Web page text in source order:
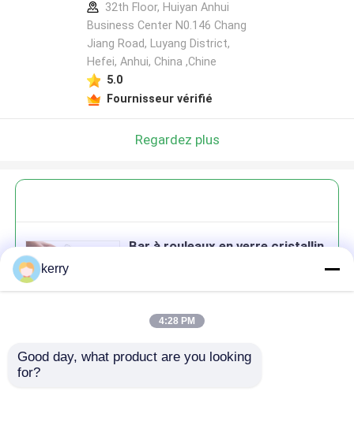
32th Floor, Huiyan Anhui
Business Center N0.146 Chang
Jiang Road, Luyang District,
Hefei, Anhui, China ,Chine
5.0
Fournisseur vérifié
Regardez plus
Bar à rouleaux en verre cristallin
Continuer
kerry
4:28 PM
Good day, what product are you looking
for?